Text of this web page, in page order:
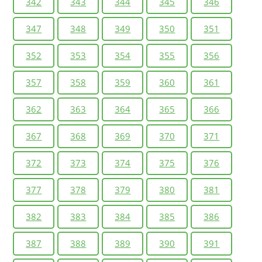
347 348 349 350 351
352 353 354 355 356
357 358 359 360 361
362 363 364 365 366
367 368 369 370 371
372 373 374 375 376
377 378 379 380 381
382 383 384 385 386
387 388 389 390 391